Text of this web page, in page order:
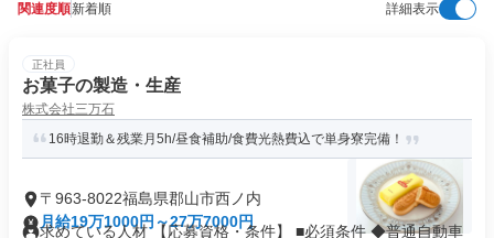
関連度順新着順 詳細表示
正社員
お菓子の製造・生産
株式会社三万石
16時退勤＆残業月5h/昼食補助/食費光熱費込で単身寮完備！
〒963-8022福島県郡山市西ノ内
月給19万1000円～27万7000円
求めている人材 【応募資格・条件】 ■必須条件 ◆普通自動車